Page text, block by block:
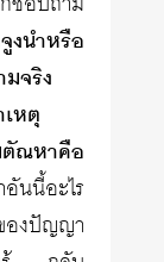
งนำหรือ
จริง
หตุ
ณหาคือ
นนี้อะไร
งปัญญา